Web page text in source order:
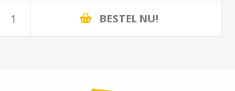
BESTEL NU!